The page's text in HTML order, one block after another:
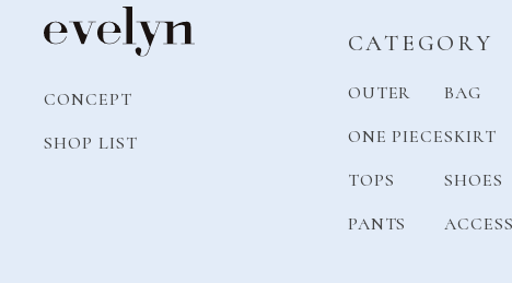
CONCEPT
SHOP LIST
CATEGORY
OUTER
ONE PIECE
TOPS
PANTS
BAG
SKIRT
SHOES